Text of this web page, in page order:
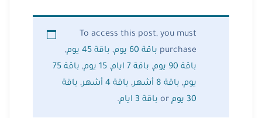
To access this post, you must
purchase باقة 60 يوم , باقة 45 يوم
,
باقة 90 يوم
, باقة 7 ايام , 15 يوم ,
باقة 75
يوم, باقة 8 أشهر , باقة 4 أشهر , باقة
30 يوم
باقة 3 ايام .